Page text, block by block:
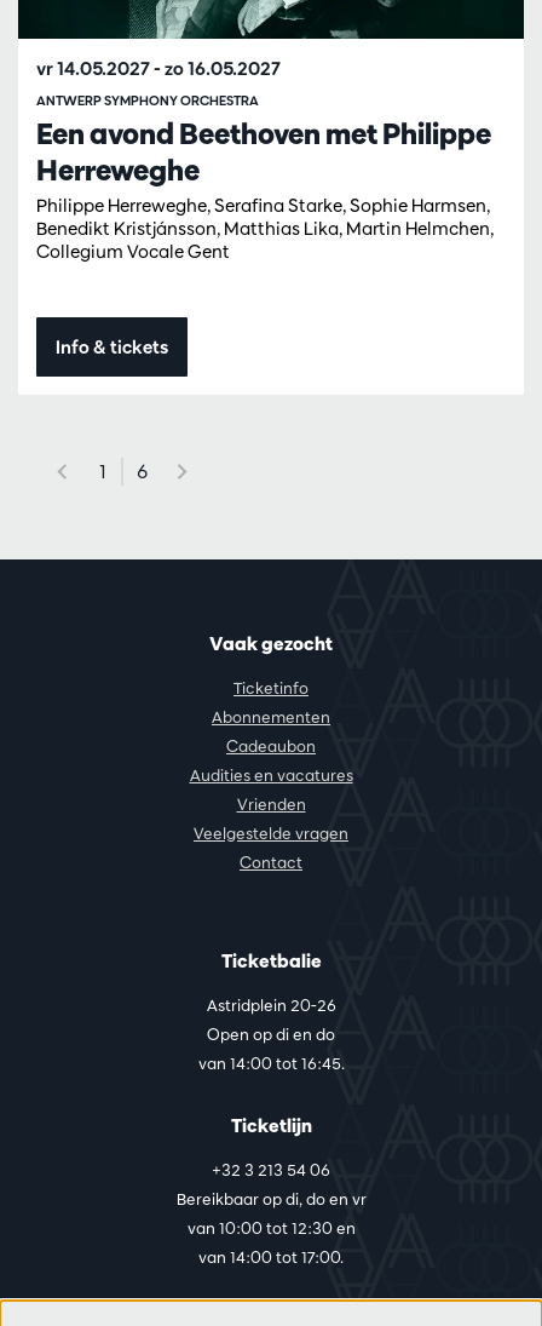
Een avond Beethoven met Philippe
Herreweghe
Philippe Herreweghe, Serafina Starke, Sophie Harmsen,
Benedikt Kristjánsson, Matthias Lika, Martin Helmchen,
Collegium Vocale Gent
ANTWERP SYMPHONY ORCHESTRA
vr 14.05.2027- zo 16.05.2027
Info & tickets
1 6
Vaak gezocht
Ticketinfo
Abonnementen
Cadeaubon
Audities en vacatures
Vrienden
Veelgestelde vragen
Contact
Ticketbalie
Astridplein 20-26
Open op di en do
van 14:00 tot 16:45.
Ticketlijn
+32 3 213 54 06
Bereikbaar op di, do en vr
van 10:00 tot 12:30 en
van 14:00 tot 17:00.